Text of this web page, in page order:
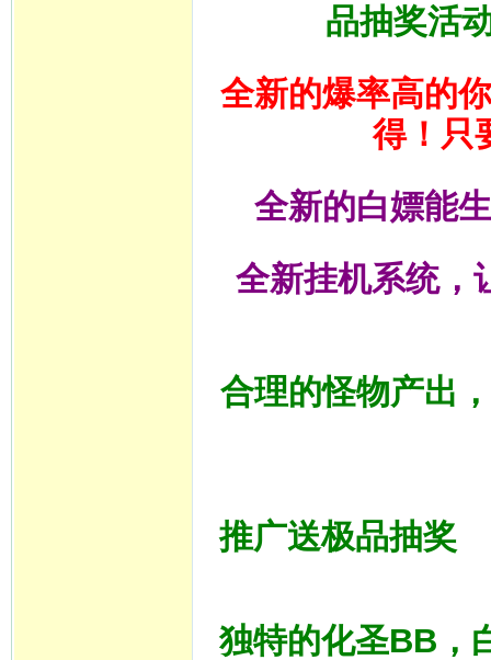
品抽奖活
全新的爆率高的
得！只
全新的白嫖能
全新挂机系统，
合理的怪物产出
推广送极品抽奖
独特的化圣BB，